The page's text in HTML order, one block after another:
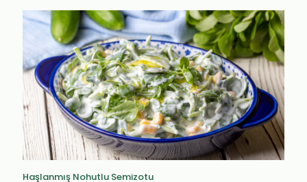
Haşlanmış Nohutlu Semizotu